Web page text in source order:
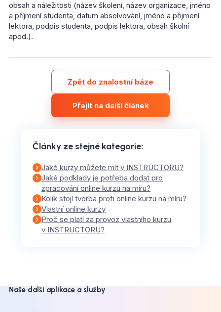
obsah a náležitosti (název školení, název organizace, jméno
a příjmení studenta, datum absolvování, jméno a přijmení
lektora, podpis studenta, podpis lektora, obsah školní
apod.).
Zpět do znalostní báze
Přejít na další článek
Články ze stejné kategorie:
Jaké kurzy můžete mít v INSTRUCTORU?
Jaké podklady je potřeba dodat pro
zpracování online kurzu na míru?
Kolik stojí tvorba profi online kurzu na míru?
Vlastní online kurzy
Proč se platí za provoz vlastního kurzu
v INSTRUCTORU?
Naše další aplikace a služby